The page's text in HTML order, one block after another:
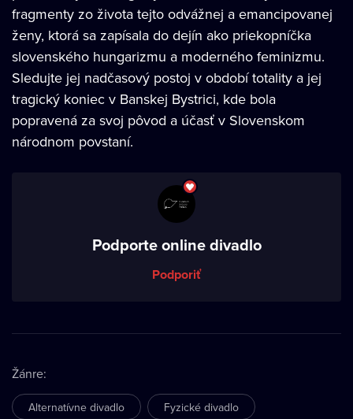
fragmenty zo života tejto odvážnej a emancipovanej
ženy, ktorá sa zapísala do dejín ako priekopníčka
slovenského hungarizmu a moderného feminizmu.
Sledujte jej nadčasový postoj v období totality a jej
tragický koniec v Banskej Bystrici, kde bola
popravená za svoj pôvod a účasť v Slovenskom
národnom povstaní.
Podporte online divadlo
Podporiť
Žánre:
Alternatívne divadlo Fyzické divadlo